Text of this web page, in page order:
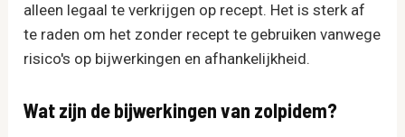
alleen legaal te verkrijgen op recept. Het is sterk af
te raden om het zonder recept te gebruiken vanwege
risico's op bijwerkingen en afhankelijkheid.
Wat zijn de bijwerkingen van zolpidem?